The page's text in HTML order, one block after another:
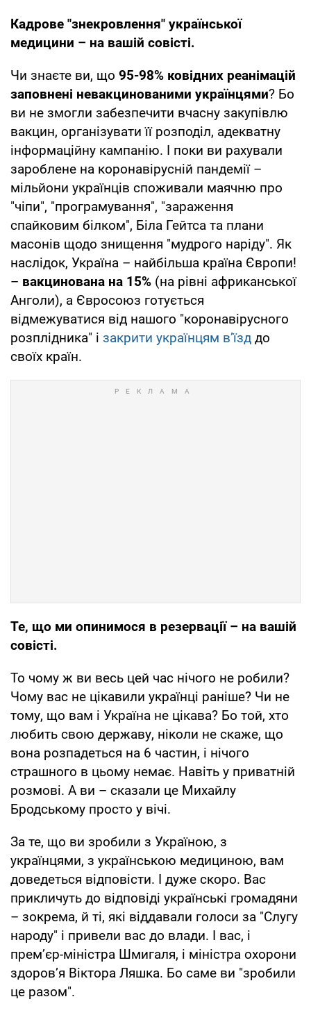
Кадрове "знекровлення" української
медицини – на вашій совісті.
Чи знаєте ви, що 95-98% ковідних реанімацій
заповнені невакцинованими українцями? Бо
ви не змогли забезпечити вчасну закупівлю
вакцин, організувати її розподіл, адекватну
інформаційну кампанію. І поки ви рахували
зароблене на коронавірусній пандемії –
мільйони українців споживали маячню про
"чіпи", "програмування", "зараження
спайковим білком", Біла Гейтса та плани
масонів щодо знищення "мудрого наріду". Як
наслідок, Україна – найбільша країна Європи!
– вакцинована на 15% (на рівні африканської
Анголи), а Євросоюз готується
відмежуватися від нашого "коронавірусного
розплідника" і закрити українцям в’їзд до
своїх країн.
Те, що ми опинимося в резервації – на вашій
совісті.
То чому ж ви весь цей час нічого не робили?
Чому вас не цікавили українці раніше? Чи не
тому, що вам і Україна не цікава? Бо той, хто
любить свою державу, ніколи не скаже, що
вона розпадеться на 6 частин, і нічого
страшного в цьому немає. Навіть у приватній
розмові. А ви – сказали це Михайлу
Бродському просто у вічі.
За те, що ви зробили з Україною, з
українцями, з українською медициною, вам
доведеться відповісти. І дуже скоро. Вас
прикличуть до відповіді українські громадяни
– зокрема, й ті, які віддавали голоси за "Слугу
народу" і привели вас до влади. І вас, і
прем’єр-міністра Шмигаля, і міністра охорони
здоров’я Віктора Ляшка. Бо саме ви "зробили
це разом".